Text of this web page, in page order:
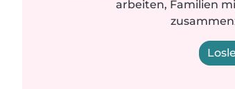
arbeiten, Familien